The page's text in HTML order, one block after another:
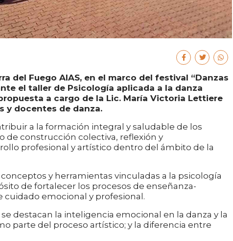
del Fuego AIAS, en el marco del festival “Danzas
el taller de Psicología aplicada a la danza
a cargo de la Lic. María Victoria Lettiere
y docentes de danza.
a la formación integral y saludable de los
de construcción colectiva, reflexión y
profesional y artístico dentro del ámbito de la
y herramientas vinculadas a la psicología
de fortalecer los procesos de enseñanza-
cuidado emocional y profesional.
destacan la inteligencia emocional en la danza y la
parte del proceso artístico; y la diferencia entre